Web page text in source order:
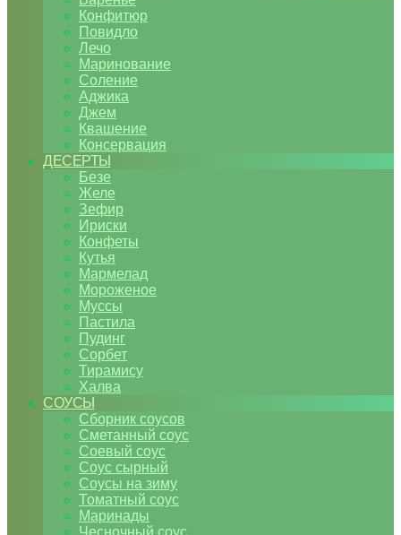
Конфитюр
Повидло
Лечо
Маринование
Соление
Аджика
Джем
Квашение
Консервация
ДЕСЕРТЫ
Безе
Желе
Зефир
Ириски
Конфеты
Кутья
Мармелад
Мороженое
Муссы
Пастила
Пудинг
Сорбет
Тирамису
Халва
СОУСЫ
Сборник соусов
Сметанный соус
Соевый соус
Соус сырный
Соусы на зиму
Томатный соус
Маринады
Чесночный соус